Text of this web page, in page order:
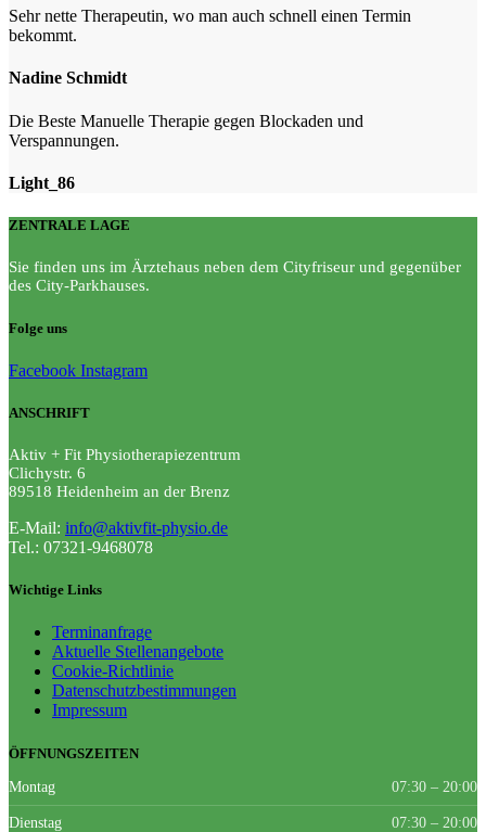
Sehr nette Therapeutin, wo man auch schnell einen Termin
bekommt.
Nadine Schmidt
Die Beste Manuelle Therapie gegen Blockaden und
Verspannungen.
Light_86
ZENTRALE LAGE
Sie finden uns im Ärztehaus neben dem Cityfriseur und gegenüber
des City-Parkhauses.
Folge uns
Facebook Instagram
ANSCHRIFT
Aktiv + Fit Physiotherapiezentrum
Clichystr. 6
89518 Heidenheim an der Brenz
E-Mail: info@aktivfit-physio.de
Tel.: 07321-9468078
Wichtige Links
Terminanfrage
Aktuelle Stellenangebote
Cookie-Richtlinie
Datenschutzbestimmungen
Impressum
ÖFFNUNGSZEITEN
Montag 07:30 – 20:00
Dienstag 07:30 – 20:00